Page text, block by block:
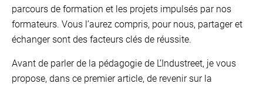
parcours de formation et les projets impulsés par nos
formateurs. Vous l’aurez compris, pour nous, partager et
échanger sont des facteurs clés de réussite.
Avant de parler de la pédagogie de L’Industreet, je vous
propose, dans ce premier article, de revenir sur la